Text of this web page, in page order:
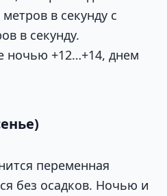
в секунду с
в секунду.
ночью +12…+14, днем
переменная
без осадков. Ночью и